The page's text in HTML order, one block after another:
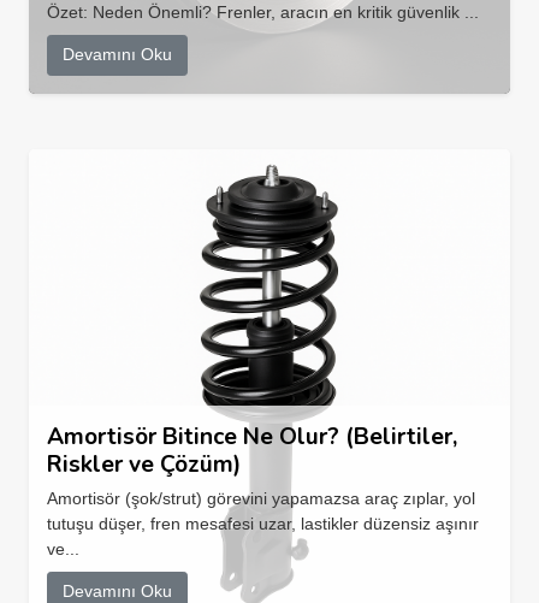
Özet: Neden Önemli? Frenler, aracın en kritik güvenlik ...
Devamını Oku
Amortisör Bitince Ne Olur? (Belirtiler,
Riskler ve Çözüm)
Amortisör (şok/strut) görevini yapamazsa araç zıplar, yol
tutuşu düşer, fren mesafesi uzar, lastikler düzensiz aşınır
ve...
Devamını Oku